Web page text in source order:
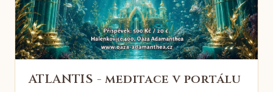
ATLANTIS - meditace v portálu